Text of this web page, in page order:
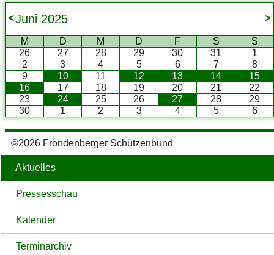
Aktuelles
Pressesschau
Kalender
Terminarchiv
Juni 2025
< >
M D M D F S
S
26
27 28 29 30 31
1
2
3 4 5 6 7
8
9
10 11 12 13 14
15
16
17 18 19 20 21
22
23
24 25 26 27 28
29
30
1 2 3 4 5 6
©2026 Fröndenberger Schützenbund